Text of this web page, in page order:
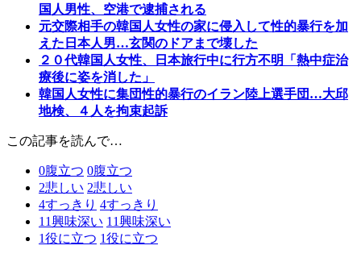
国人男性、空港で逮捕される
元交際相手の韓国人女性の家に侵入して性的暴行を加
えた日本人男…玄関のドアまで壊した
２０代韓国人女性、日本旅行中に行方不明「熱中症治
療後に姿を消した」
韓国人女性に集団性的暴行のイラン陸上選手団…大邱
地検、４人を拘束起訴
この記事を読んで…
0腹立つ 0腹立つ
2悲しい 2悲しい
4すっきり 4すっきり
11興味深い 11興味深い
1役に立つ 1役に立つ